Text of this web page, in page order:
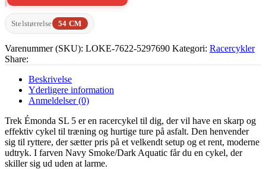
Émonda
SL
5 Stelstørrelse 54 CM
Varenummer (SKU): LOKE-7622-5297690 Kategori: Racercykler
Share:
Beskrivelse
Yderligere information
Anmeldelser (0)
Trek Émonda SL 5 er en racercykel til dig, der vil have en skarp og
effektiv cykel til træning og hurtige ture på asfalt. Den henvender
sig til ryttere, der sætter pris på et velkendt setup og et rent, moderne
udtryk. I farven Navy Smoke/Dark Aquatic får du en cykel, der
skiller sig ud uden at larme.